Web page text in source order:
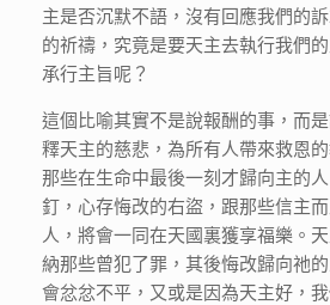
主是否沉默不語，沒有回應我們的
的祈禱，究竟是要天主去執行我們
承行主旨呢？
這個比喻其實不是說報酬的事，而
釋天主的慈悲，為所有人帶來救恩
那些在生命中最後一刻才歸向主的
釘，心存悔改的右盜，跟那些信主
人，將會一同在天國裏獲享福樂。
納那些曾犯了罪，其後悔改歸向祂
會忿忿不平，又或是因為天主好，